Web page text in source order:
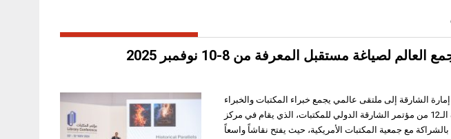
لصياغة مستقبل المعرفة من 8-10 نوفمبر 2025
أيام، تتحول إمارة الشارقة إلى ملتقى عالمي يجمع خبراء المكتبات والخبراء
والأكاديميين من مختلف الدول، ضمن فعاليات الدورة الـ12 من مؤتمر الشارقة الدولي للمكتبات، الذي يقام في مركز
الشارقة خلال الفترة من 8–10 نوفمبر 2025، بالشراكة مع جمعية المكتبات الأمريكية، حيث يفتح نقاشاً واسعاً